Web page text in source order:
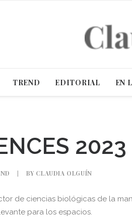
TREND EDITORIAL EN
2023
| BY CLAUDIA OLGUÍN
de ciencias biológicas de la
para los espacios.